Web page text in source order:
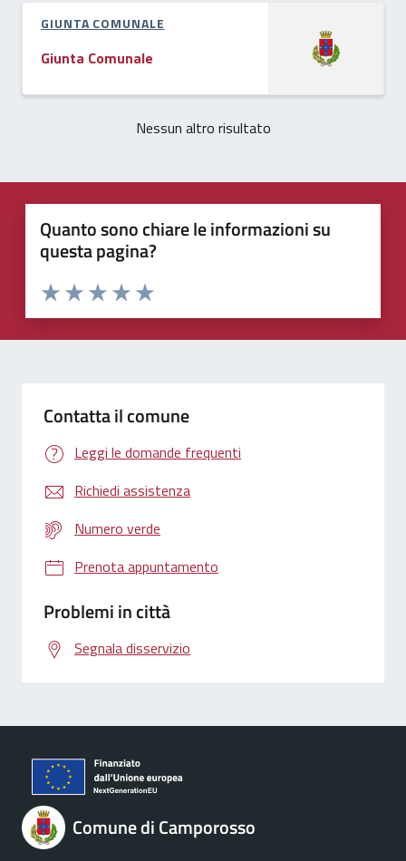
GIUNTA COMUNALE
Giunta Comunale
Nessun altro risultato
Quanto sono chiare le informazioni su
questa pagina?
Valuta 5 stelle su 5
Valuta 4 stelle su 5
Valuta 3 stelle su 5
Valuta 2 stelle su 5
Valuta 1 stelle su 5
Contatta il comune
Leggi le domande frequenti
Richiedi assistenza
Numero verde
Prenota appuntamento
Problemi in città
Segnala disservizio
Comune di Camporosso